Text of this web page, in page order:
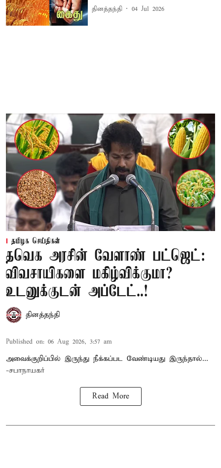
தினத்தந்தி 04 Jul 2026
தமிழக செய்திகள்
தவெக அரசின் வேளாண் பட்ஜெட்:
விவசாயிகளை மகிழ்விக்குமா?
உடனுக்குடன் அப்டேட்..!
தினத்தந்தி
Published on: 06 Aug 2026, 3:57 am
அவைக்குறிப்பில் இருந்து நீக்கப்பட வேண்டியது இருந்தால்...
-சபாநாயகர்
Read More